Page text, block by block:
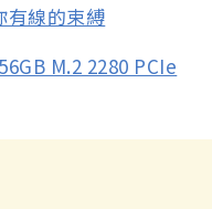
有線的束縛
M.2 2280 PCIe